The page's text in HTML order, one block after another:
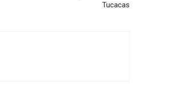
Tucacas